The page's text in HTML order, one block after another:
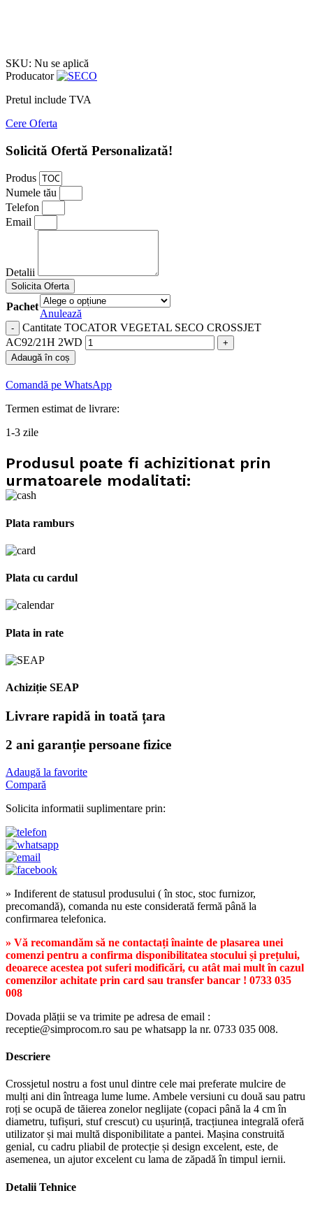
SKU: Nu se aplică
Producator
Pretul include TVA
Cere Oferta
Solicită Ofertă Personalizată!
Produs
Numele tău
Telefon
Email
Detalii
Solicita Oferta
Pachet
Anulează
Cantitate TOCATOR VEGETAL SECO CROSSJET
AC92/21H 2WD
Adaugă în coș
Comandă pe WhatsApp
Termen estimat de livrare:
1-3 zile
Produsul poate fi achizitionat prin
urmatoarele modalitati:
Plata ramburs
Plata cu cardul
Plata in rate
Achiziție SEAP
Livrare rapidă in toată țara
2 ani garanție persoane fizice
Adaugă la favorite
Compară
Solicita informatii suplimentare prin:
» Indiferent de statusul produsului ( în stoc, stoc furnizor,
precomandă), comanda nu este considerată fermă până la
confirmarea telefonica.
» Vă recomandăm să ne contactați înainte de plasarea unei
comenzi pentru a confirma disponibilitatea stocului și prețului,
deoarece acestea pot suferi modificări, cu atât mai mult în cazul
comenzilor achitate prin card sau transfer bancar ! 0733 035
008
Dovada plății se va trimite pe adresa de email :
receptie@simprocom.ro sau pe whatsapp la nr. 0733 035 008.
Descriere
Crossjetul nostru a fost unul dintre cele mai preferate mulcire de
mulți ani din întreaga lume lume. Ambele versiuni cu două sau patru
roți se ocupă de tăierea zonelor neglijate (copaci până la 4 cm în
diametru, tufișuri, stuf crescut) cu ușurință, tracțiunea integrală oferă
utilizator și mai multă disponibilitate a pantei. Mașina construită
genial, cu cadru pliabil de protecție și design excelent, este, de
asemenea, un ajutor excelent cu lama de zăpadă în timpul iernii.
Detalii Tehnice